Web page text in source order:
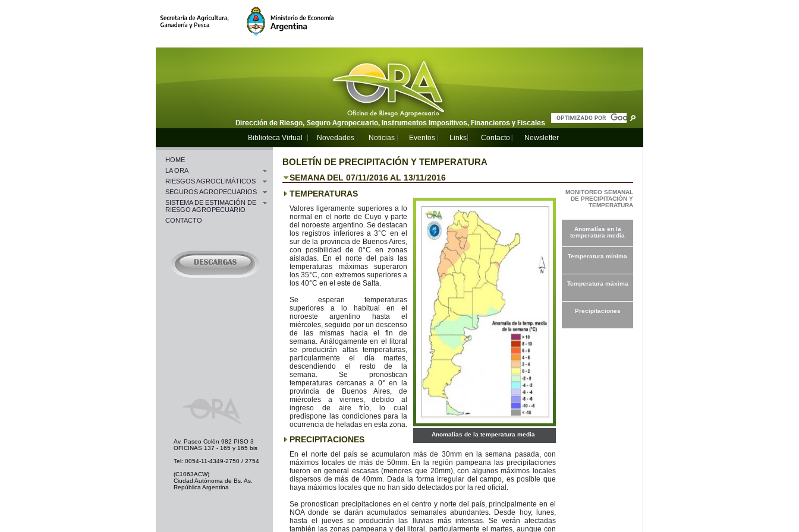
Biblioteca Virtual Novedades Noticias Eventos Links Contacto Newsletter
HOME
LA ORA
RIESGOS AGROCLIMÁTICOS
SEGUROS AGROPECUARIOS
SISTEMA DE ESTIMACIÓN DE
RIESGO AGROPECUARIO
CONTACTO
BOLETÍN DE PRECIPITACIÓN Y TEMPERATURA
SEMANA DEL 07/11/2016 AL 13/11/2016
MONITOREO SEMANAL
DE PRECIPITACIÓN Y
TEMPERATURA
Anomalías en la
temperatura media
Temperatura mínima
Temperatura máxima
Precipitaciones
Anomalías de la temperatura media
TEMPERATURAS
Valores ligeramente superiores a lo
normal en el norte de Cuyo y parte
del noroeste argentino. Se destacan
los registros inferiores a 3°C en el
sur de la provincia de Buenos Aires,
con posibilidad de 0°C en zonas
aisladas. En el norte del país las
temperaturas máximas superaron
los 35°C, con extremos superiores a
los 40°C en el este de Salta.
Se esperan temperaturas
superiores a lo habitual en el
noroeste argentino hasta el
miércoles, seguido por un descenso
de las mismas hacia el fin de
semana. Análogamente en el litoral
se producirán altas temperaturas,
particularmente el día martes,
descendiendo el resto de la
semana. Se pronostican
temperaturas cercanas a 0° en la
provincia de Buenos Aires, de
miércoles a viernes, debido al
ingreso de aire frío, lo cual
predispone las condiciones para la
ocurrencia de heladas en esta zona.
PRECIPITACIONES
En el norte del país se acumularon más de 30mm en la semana pasada, con
máximos locales de más de 50mm. En la región pampeana las precipitaciones
fueron en general escasas (menores que 20mm), con algunos máximos locales
dispersos de más de 40mm. Dada la forma irregular del campo, es posible que
haya máximos locales que no han sido detectados por la red oficial.
Se pronostican precipitaciones en el centro y norte del país, principalmente en el
NOA donde se darán acumulados semanales abundantes. Desde hoy, lunes,
hasta el jueves se producirán las lluvias más intensas. Se verán afectadas
también las zonas pampeana y del litoral, particularmente el martes, aunque con
Av. Paseo Colón 982 PISO 3
OFICINAS 137 - 165 y 165 bis
Tel: 0054-11-4349-2750 / 2754
(C1063ACW)
Ciudad Autónoma de Bs. As.
República Argentina